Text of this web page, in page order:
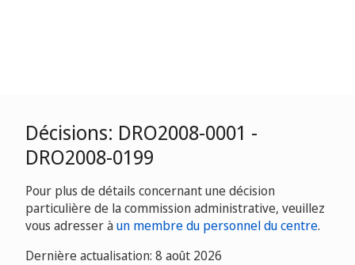
Décisions: DRO2008-0001 -
DRO2008-0199
Pour plus de détails concernant une décision
particulière de la commission administrative, veuillez
vous adresser àun membre du personnel du centre.
Dernière actualisation: 8 août 2026